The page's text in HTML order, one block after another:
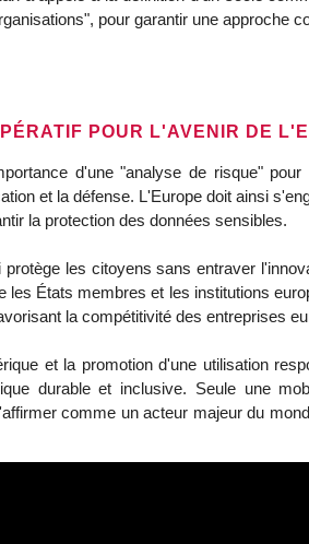
pour garantir une approche
POUR L'AVENIR DE
d'une "analyse de risque"
et la défense. L'Europe doit ainsi
la protection des données sensibles.
les citoyens sans entraver
États membres et les institutions
la compétitivité des entreprises
et la promotion d'une utilisation
durable et inclusive. Seule une
comme un acteur majeur du